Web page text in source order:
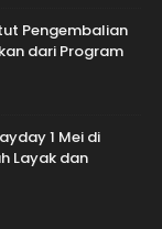
Pengembalian
dari Program
1 Mei di
Layak dan